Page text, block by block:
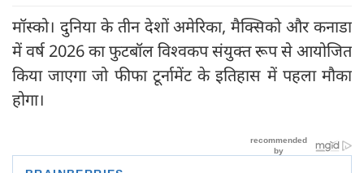
मॉस्को। दुनिया के तीन देशों अमेरिका, मैक्सिको और कनाडा
में वर्ष 2026 का फुटबॉल विश्वकप संयुक्त रूप से आयोजित
किया जाएगा जो फीफा टूर्नामेंट के इतिहास में पहला मौका
होगा।